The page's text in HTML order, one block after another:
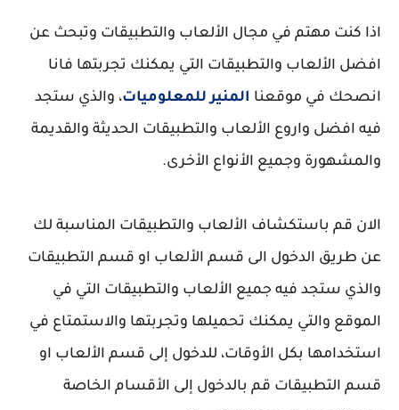
اذا كنت مهتم في مجال الألعاب والتطبيقات وتبحث عن
افضل الألعاب والتطبيقات التي يمكنك تجربتها فانا
انصحك في موقعنا المنير للمعلوميات، والذي ستجد
فيه افضل واروع الألعاب والتطبيقات الحديثة والقديمة
والمشهورة وجميع الأنواع الأخرى.
الان قم باستكشاف الألعاب والتطبيقات المناسبة لك
عن طريق الدخول الى قسم الألعاب او قسم التطبيقات
والذي ستجد فيه جميع الألعاب والتطبيقات التي في
الموقع والتي يمكنك تحميلها وتجربتها والاستمتاع في
استخدامها بكل الأوقات، للدخول إلى قسم الألعاب او
قسم التطبيقات قم بالدخول إلى الأقسام الخاصة